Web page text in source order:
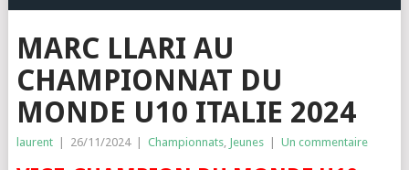
MARC LLARI AU
CHAMPIONNAT DU
MONDE U10 ITALIE 2024
laurent 26/11/2024 Championnats, Jeunes Un commentaire